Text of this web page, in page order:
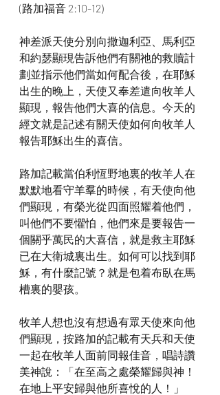
(路加福音 2:10-12)
神差派天使分別向撒迦利亞、馬利亞
和約瑟顯現告訴他們有關祂的救贖計
劃並指示他們當如何配合後，在耶穌
出生的晚上，天使又奉差遣向牧羊人
顯現，報告他們大喜的信息。今天的
經文就是記述有關天使如何向牧羊人
報告耶穌出生的喜信。
路加記載當伯利恆野地裏的牧羊人在
默默地看守羊羣的時候，有天使向他
們顯現，有榮光從四面照耀着他們，
叫他們不要懼怕，他們來是要報告一
個關乎萬民的大喜信，就是救主耶穌
已在大衛城裏出生。如何可以找到耶
穌，有什麼記號？就是包着布臥在馬
槽裏的嬰孩。
牧羊人想也沒有想過有眾天使來向他
們顯現，按路加的記載有天兵和天使
一起在牧羊人面前同報佳音，唱詩讚
美神說：「在至高之處榮耀歸與神！
在地上平安歸與他所喜悅的人！」